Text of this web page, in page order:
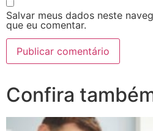
Salvar meus dados neste
que eu comentar.
Confira